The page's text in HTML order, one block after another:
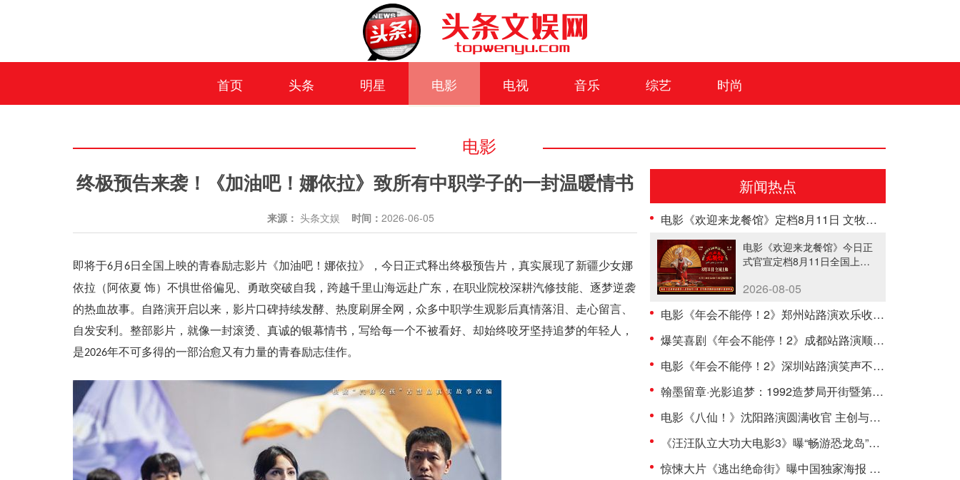
首页 头条 明星 电影 电视 音乐 综艺 时尚
电影
终极预告来袭！《加油吧！娜依拉》致所有中职学子的一封温暖情书
来源： 头条文娱 时间： 2026-06-05
即将于6月 6日全国上映的青春励志影片《加油吧！娜依拉》，今日正式释出终极预告片，真实展现了新疆少女娜
依拉 （阿依夏 饰） 不惧世俗偏见、勇敢突破自我，跨越千里山海远赴广东，在职业院校深耕汽修技能、逐梦逆袭
的热血故事。
自路演开启以来，影片口碑持续发酵、热度刷屏全网，众多中职学生观影后真情落泪、走心留言、
自发安利。整部影片，就像一封滚烫、真诚的银幕情书，写给每一个不被看好、却始终咬牙坚持追梦的年轻人，
是2026年不可多得的一部治愈又有力量的青春励志佳作。
新闻热点
电影《欢迎来龙餐馆》定档8月11日 文牧野沈腾蒋奇明带中餐闯中东
电影《欢迎来龙餐馆》今日正
式官宣定档8月11日全国上
2026-08-05
电影《年会不能停！2》郑州站路演欢乐收官 全场爆笑不停共鸣不止
爆笑喜剧《年会不能停！2》成都站路演顺利举行 张若昀白客爆笑整活走心输出
电影《年会不能停！2》深圳站路演笑声不断 主创解读分享更多幕后创作
翰墨留章·光影追梦：1992造梦局开街暨第二届“中子星·小说月报影视改编价值潜力榜”发布会在盐城举行
电影《八仙！》沈阳路演圆满收官 主创与观众互赠“东北特色”惊喜
《汪汪队立大功大电影3》曝“畅游恐龙岛”片段 点映口碑升温引共鸣
惊悚大片《逃出绝命街》曝中国独家海报 恐龙步步紧逼压迫感拉满